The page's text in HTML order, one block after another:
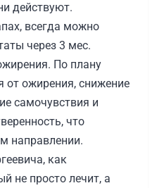
действуют.
всегда можно
через 3 мес.
По плану
от ожирения, снижение
самочувствия и
что
направлении.
как
не просто лечит, а